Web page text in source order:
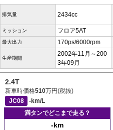
排気量 2434cc
ミッション フロア5AT
最大出力 170ps/6000rpm
生産期間
2002年11月～200
3年09月
2.4T
新車時価格510万円(税抜)
JC08
-km/L
満タンでどこまで走る？
-km